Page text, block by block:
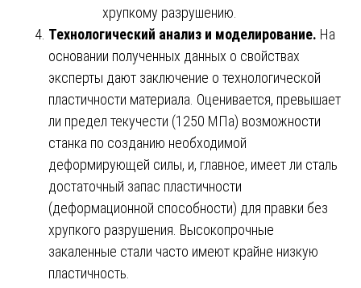
хрупкому разрушению.
Технологический анализ и моделирование. На
основании полученных данных о свойствах
эксперты дают заключение о технологической
пластичности материала. Оценивается, превышает
ли предел текучести (1250 МПа) возможности
станка по созданию необходимой
деформирующей силы, и, главное, имеет ли сталь
достаточный запас пластичности
(деформационной способности) для правки без
хрупкого разрушения. Высокопрочные
закаленные стали часто имеют крайне низкую
пластичность.